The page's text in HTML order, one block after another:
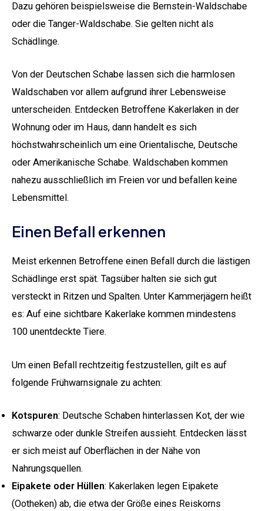
Dazu gehören beispielsweise die Bernstein-Waldschabe
oder die Tanger-Waldschabe. Sie gelten nicht als
Schädlinge.
Von der Deutschen Schabe lassen sich die harmlosen
Waldschaben vor allem aufgrund ihrer Lebensweise
unterscheiden. Entdecken Betroffene Kakerlaken in der
Wohnung oder im Haus, dann handelt es sich
höchstwahrscheinlich um eine Orientalische, Deutsche
oder Amerikanische Schabe. Waldschaben kommen
nahezu ausschließlich im Freien vor und befallen keine
Lebensmittel.
Einen Befall erkennen
Meist erkennen Betroffene einen Befall durch die lästigen
Schädlinge erst spät. Tagsüber halten sie sich gut
versteckt in Ritzen und Spalten. Unter Kammerjägern heißt
es: Auf eine sichtbare Kakerlake kommen mindestens
100 unentdeckte Tiere.
Um einen Befall rechtzeitig festzustellen, gilt es auf
folgende Frühwarnsignale zu achten:
Kotspuren: Deutsche Schaben hinterlassen Kot, der wie
schwarze oder dunkle Streifen aussieht. Entdecken lässt
er sich meist auf Oberflächen in der Nähe von
Nahrungsquellen.
Eipakete oder Hüllen: Kakerlaken legen Eipakete
(Ootheken) ab, die etwa der Größe eines Reiskorns